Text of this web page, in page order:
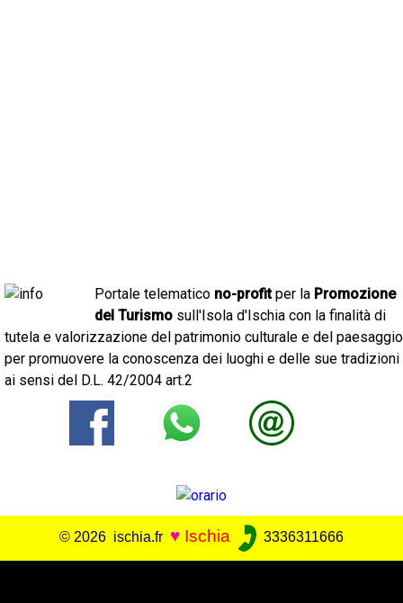
Portale telematico no-profitper la Promozione
del Turismo sull'Isola d'Ischia con la finalità di
tutela e valorizzazione del patrimonio culturale e del paesaggio
per promuovere la conoscenza dei luoghi e delle sue tradizioni
ai sensi del D.L. 42/2004 art.2
© 2026 ischia.fr ♥ Ischia 3336311666